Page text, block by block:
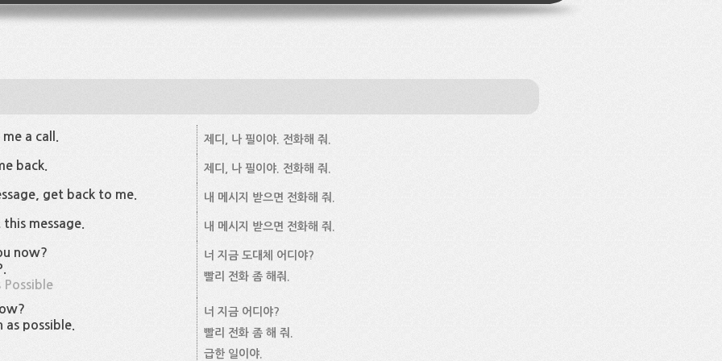
a call. 제디, 나 필이야. 전화해 줘.
back. 제디, 나 필이야. 전화해 줘.
get back to me. 내 메시지 받으면 전화해 줘.
message. 내 메시지 받으면 전화해 줘.
now?
Possible
너 지금 도대체 어디야?
빨리 전화 좀 해줘.
as possible.
너 지금 어디야?
빨리 전화 좀 해 줘.
급한 일이야.